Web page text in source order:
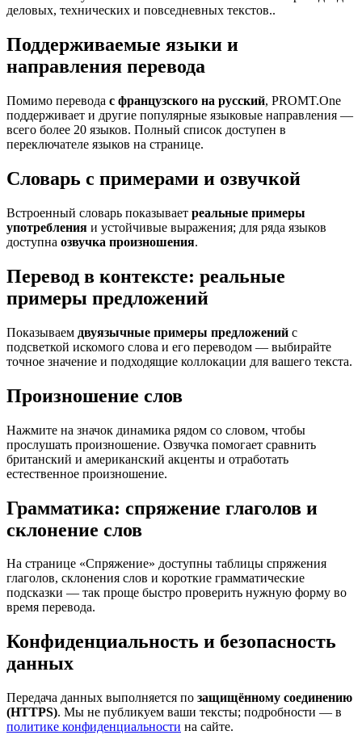
деловых, технических и повседневных текстов..
Поддерживаемые языки и
направления перевода
Помимо перевода с французского на русский, PROMT.One
поддерживает и другие популярные языковые направления —
всего более 20 языков. Полный список доступен в
переключателе языков на странице.
Словарь с примерами и озвучкой
Встроенный словарь показывает реальные примеры
употребления и устойчивые выражения; для ряда языков
доступна озвучка произношения.
Перевод в контексте: реальные
примеры предложений
Показываем двуязычные примеры предложений с
подсветкой искомого слова и его переводом — выбирайте
точное значение и подходящие коллокации для вашего текста.
Произношение слов
Нажмите на значок динамика рядом со словом, чтобы
прослушать произношение. Озвучка помогает сравнить
британский и американский акценты и отработать
естественное произношение.
Грамматика: спряжение глаголов и
склонение слов
На странице «Спряжение» доступны таблицы спряжения
глаголов, склонения слов и короткие грамматические
подсказки — так проще быстро проверить нужную форму во
время перевода.
Конфиденциальность и безопасность
данных
Передача данных выполняется по защищённому соединению
(HTTPS). Мы не публикуем ваши тексты; подробности — в
политике конфиденциальности на сайте.